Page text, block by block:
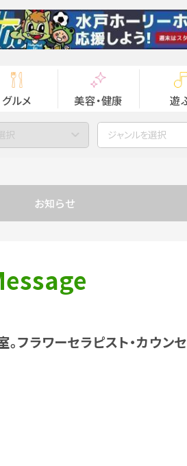
グルメ 美容・健康 遊
択 ジャンルを選択
お知らせ
フラワーセラピスト・カウン